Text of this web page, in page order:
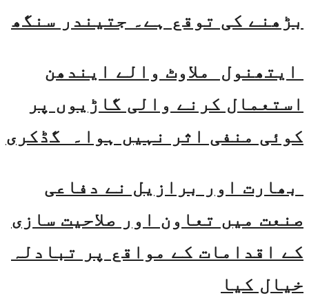
بڑھنے کی توقع ہے۔ جتیندر سنگھ
ایتھنول ملاوٹ والے ایندھن
استعمال کرنے والی گاڑیوں پر
کوئی منفی اثر نہیں ہوا۔ گڈکری
بھارت اور برازیل نے دفاعی
صنعت میں تعاون اور صلاحیت سازی
کے اقدامات کے مواقع پر تبادلہ
خیال کیا